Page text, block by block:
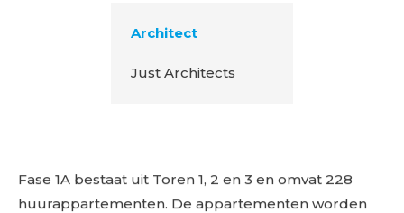
Architect
Just Architects
Fase 1A bestaat uit Toren 1, 2 en 3 en omvat 228
huurappartementen. De appartementen worden